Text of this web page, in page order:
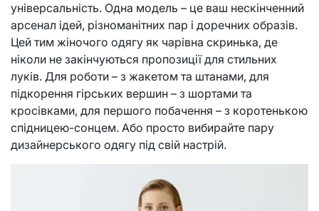
універсальність. Одна модель – це ваш нескінченний
арсенал ідей, різноманітних пар і доречних образів.
Цей тим жіночого одягу як чарівна скринька, де
ніколи не закінчуються пропозиції для стильних
луків. Для роботи – з жакетом та штанами, для
підкорення гірських вершин – з шортами та
кросівками, для першого побачення – з коротенькою
спідницею-сонцем. Або просто вибирайте пару
дизайнерського одягу під свій настрій.